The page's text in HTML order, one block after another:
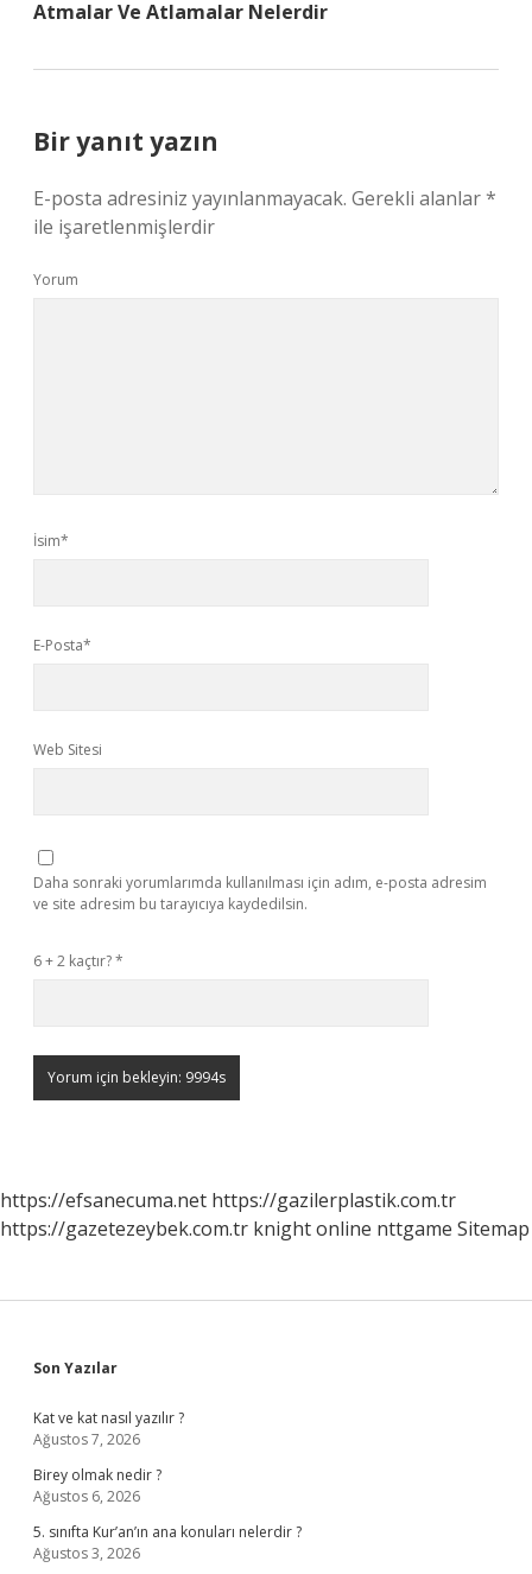
Atmalar Ve Atlamalar Nelerdir
Bir yanıt yazın
E-posta adresiniz yayınlanmayacak. Gerekli alanlar*
ile işaretlenmişlerdir
Yorum
İsim*
E-Posta*
Web Sitesi
Daha sonraki yorumlarımda kullanılması için adım, e-posta adresim
ve site adresim bu tarayıcıya kaydedilsin.
6 + 2 kaçtır?*
https://efsanecuma.net https://gazilerplastik.com.tr
https://gazetezeybek.com.tr knight online nttgame Sitemap
Sidebar
Son Yazılar
Kat ve kat nasıl yazılır ?
Ağustos 7, 2026
Birey olmak nedir ?
Ağustos 6, 2026
5. sınıfta Kur’an’ın ana konuları nelerdir ?
Ağustos 3, 2026